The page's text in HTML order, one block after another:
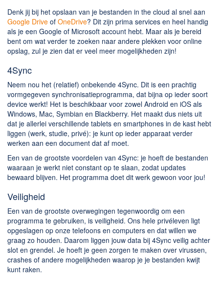
Onderhoud & Veiligheid
Computer opschonen
Veilig online
Productiviteit
Adresboek en contacten
Planning en organisatie
Tekst en Administratie
Overige
Chatten en bellen
Dating apps
Parkeer apps
Rar en Zip (Compressie - Unzip)
Shopping
Spelletjes en Games
Webbrowsers
Denk jij bij het opslaan van je bestanden in the cloud al snel aan
Google Drive of OneDrive? Dit zijn prima services en heel handig
als je een Google of Microsoft account hebt. Maar als je bereid
bent om wat verder te zoeken naar andere plekken voor online
opslag, zul je zien dat er veel meer mogelijkheden zijn!
4Sync
Neem nou het (relatief) onbekende 4Sync. Dit is een prachtig
vormgegeven synchronisatieprogramma, dat bijna op ieder soort
device werkt! Het is beschikbaar voor zowel Android en iOS als
Windows, Mac, Symbian en Blackberry. Het maakt dus niets uit
dat je allerlei verschillende tablets en smartphones in de kast hebt
liggen (werk, studie, privé): je kunt op ieder apparaat verder
werken aan een document dat af moet.
Een van de grootste voordelen van 4Sync: je hoeft de bestanden
waaraan je werkt niet constant op te slaan, zodat updates
bewaard blijven. Het programma doet dit werk gewoon voor jou!
Veiligheid
Een van de grootste overwegingen tegenwoordig om een
programma te gebruiken, is veiligheid. Ons hele privéleven ligt
opgeslagen op onze telefoons en computers en dat willen we
graag zo houden. Daarom liggen jouw data bij 4Sync veilig achter
slot en grendel. Je hoeft je geen zorgen te maken over virussen,
crashes of andere mogelijkheden waarop je je bestanden kwijt
kunt raken.